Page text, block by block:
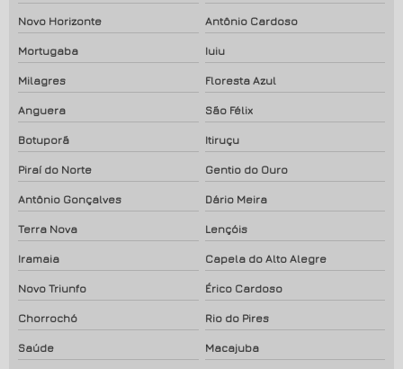
Novo Horizonte Antônio Cardoso
Mortugaba Iuiu
Milagres Floresta Azul
Anguera São Félix
Botuporã Itiruçu
Piraí do Norte Gentio do Ouro
Antônio Gonçalves Dário Meira
Terra Nova Lençóis
Iramaia Capela do Alto Alegre
Novo Triunfo Érico Cardoso
Chorrochó Rio do Pires
Saúde Macajuba